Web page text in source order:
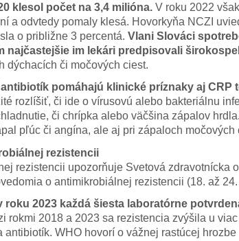
klesol počet na 3,4 milióna. V roku 2022
a odvtedy pomaly klesá. Hovorkyňa NCZI
o približne 3 percentá. Vlani Slováci
najčastejšie im lekári predpisovali
dýchacích či močových ciest.
pomáhajú klinické príznaky aj CRP
rozlíšiť, či ide o vírusovú alebo bakteriálnu
či chrípka alebo väčšina zápalov
pľúc či angína, ale aj pri zápaloch močových
rezistencii
rezistencii upozorňuje Svetová zdravotnícka
o antimikrobiálnej rezistencii (18. až
2023 každá šiesta laboratórne
rokmi 2018 a 2023 sa rezistencia zvýšila u
WHO hovorí o vážnej rastúcej